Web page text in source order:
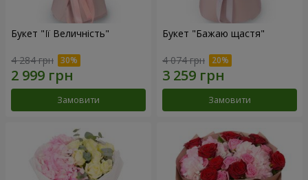
Букет "Її Величність"
4 284 грн
Замовити
Букет "Бажаю щастя"
4 074 грн
Замовити